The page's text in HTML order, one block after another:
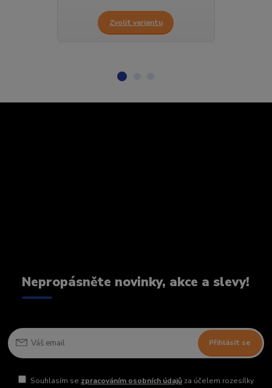
Zvolit variantu
Nepropásněte novinky, akce a slevy!
Přihlásit se
Souhlasím se zpracováním osobních údajůza účelem rozesílky